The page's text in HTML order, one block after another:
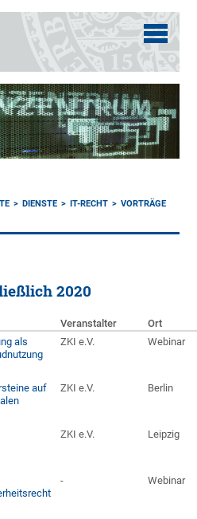
DIENSTE IT-RECHT
VORTRÄGE
2020
Veranstalter
Ort
als
ZKI e.V. Webinar
auf
ZKI e.V. Berlin
ZKI e.V. Leipzig
- Webinar